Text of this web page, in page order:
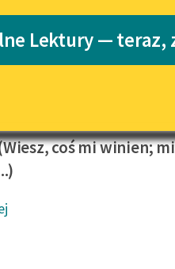
Lektury szkolne i
literatury do
E-kolekcja lektur
literatury do
uczennic i uczniów z
Lektury — teraz,
coś mi winien;